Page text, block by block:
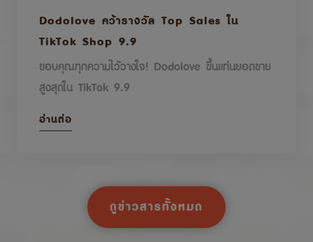
Dodolove คว้ารางวัล Top Sales ใน
TikTok Shop 9.9
ขอบคุณทุกความไว้วางใจ! Dodolove ขึ้นแท่นยอดขาย
สูงสุดใน TikTok 9.9
อ่านต่อ
ดูข่าวสารทั้งหมด